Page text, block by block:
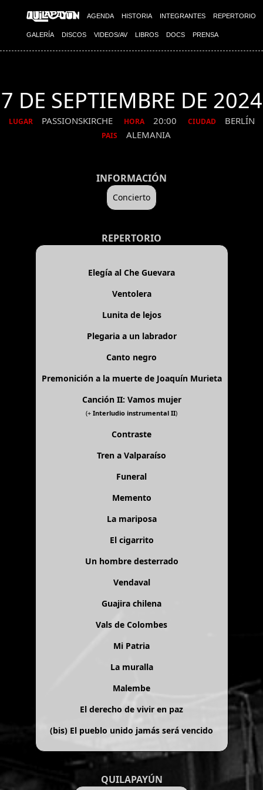
AGENDA HISTORIA INTEGRANTES REPERTORIO
GALERÍA DISCOS VIDEOS/AV LIBROS DOCS PRENSA
7 DE SEPTIEMBRE DE 2024
LUGAR PASSIONSKIRCHE HORA 20:00 CIUDAD BERLÍN
PAIS ALEMANIA
INFORMACIÓN
Concierto
REPERTORIO
Elegía al Che Guevara
Ventolera
Lunita de lejos
Plegaria a un labrador
Canto negro
Premonición a la muerte de Joaquín Murieta
Canción II: Vamos mujer
(+ Interludio instrumental II)
Contraste
Tren a Valparaíso
Funeral
Memento
La mariposa
El cigarrito
Un hombre desterrado
Vendaval
Guajira chilena
Vals de Colombes
Mi Patria
La muralla
Malembe
El derecho de vivir en paz
(bis) El pueblo unido jamás será vencido
QUILAPAYÚN